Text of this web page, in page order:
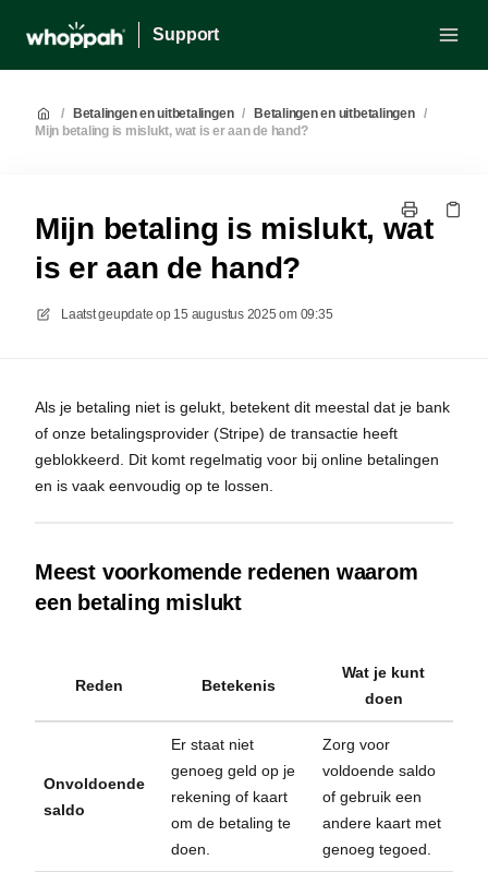
Support
/ Betalingen en uitbetalingen / Betalingen en uitbetalingen
/
Mijn betaling is mislukt, wat is er aan de hand?
Mijn betaling is mislukt, wat
is er aan de hand?
Laatst geupdate op 15 augustus 2025 om 09:35
Als je betaling niet is gelukt, betekent dit meestal dat je bank
of onze betalingsprovider (Stripe) de transactie heeft
geblokkeerd. Dit komt regelmatig voor bij online betalingen
en is vaak eenvoudig op te lossen.
Meest voorkomende redenen waarom
een betaling mislukt
Reden Betekenis
Wat je kunt
doen
Onvoldoende
saldo
Er staat niet
genoeg geld op je
rekening of kaart
om de betaling te
doen.
Zorg voor
voldoende saldo
of gebruik een
andere kaart met
genoeg tegoed.